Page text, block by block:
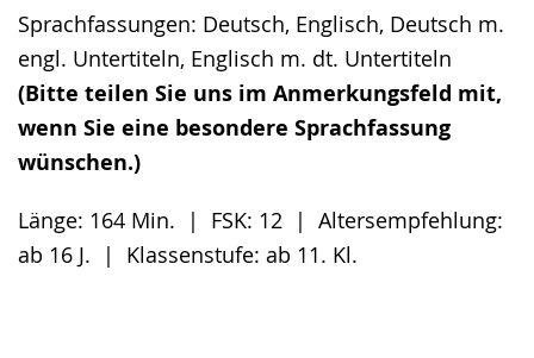
Sprachfassungen: Deutsch, Englisch, Deutsch m.
engl. Untertiteln, Englisch m. dt. Untertiteln
(Bitte teilen Sie uns im Anmerkungsfeld mit,
wenn Sie eine besondere Sprachfassung
wünschen.)
Länge: 164 Min. | FSK: 12 | Altersempfehlung:
ab 16 J. | Klassenstufe: ab 11. Kl.